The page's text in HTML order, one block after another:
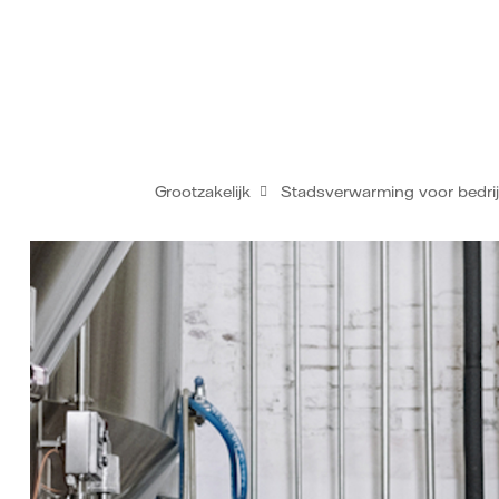
Grootzakelijk Stadsverwarming voor